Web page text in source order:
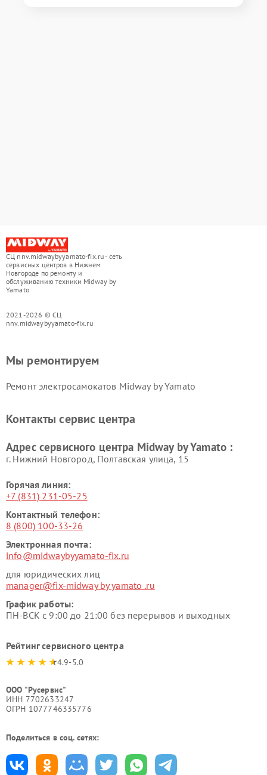
СЦ nnv.midwaybyyamato-fix.ru - сеть
сервисных центров в Нижнем
Новгороде по ремонту и
обслуживанию техники Midway by
Yamato
2021-2026 © СЦ
nnv.midwaybyyamato-fix.ru
Мы ремонтируем
Ремонт электросамокатов Midway by Yamato
Контакты сервис центра
Адрес сервисного центра Midway by Yamato :
г. Нижний Новгород, Полтавская улица, 15
Горячая линия:
+7 (831) 231-05-25
Контактный телефон:
8 (800) 100-33-26
Электронная почта:
info@midwaybyyamato-fix.ru
для юридических лиц
manager@fix-midway by yamato .ru
График работы:
ПН-ВСК с 9:00 до 21:00 без перерывов и выходных
Рейтинг сервисного центра
4.9-5.0
ООО "Русервис"
ИНН 7702633247
ОГРН 1077746335776
Поделиться в соц. сетях: